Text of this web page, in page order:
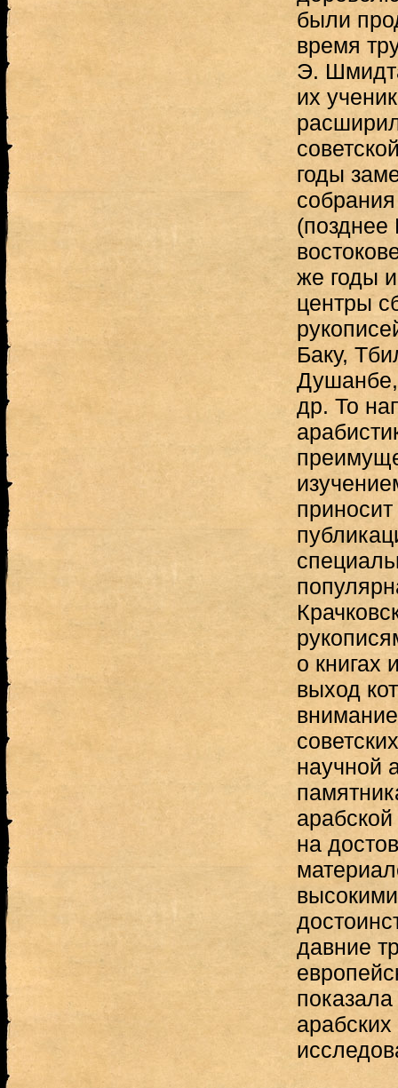
были
время
Э.
их
годы
(позднее
же годы
центры
Баку,
др. То
о
выход
научной
на
давние